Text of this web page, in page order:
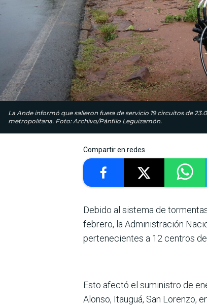
La Ande informó que salieron fuera de servicio 19 circuitos de
metropolitana. Foto: Archivo/Pánfilo Leguizamón.
Compartir en redes
Debido al sistema de
febrero, la Administración
pertenecientes a 12 centros
Esto afectó el suministro de
Alonso, Itauguá, San Lorenzo,